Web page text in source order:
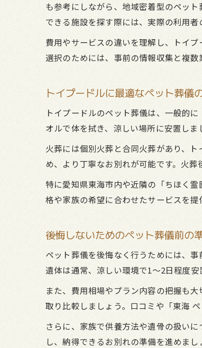
も参考にしながら、地域密着型のペッ
できる施設を探す際には、実際の利用者
費用やサービスの違いを理解し、トイ
選択のためには、事前の情報収集と複数
トイプードルに最適なペット葬儀
トイプードルのペット葬儀は、一般的
オルで体を拭き、涼しい場所に安置し
火葬には個別火葬と合同火葬があり、
め、より丁寧なお別れが可能です。火
特に愛知県東海市内や近隣の「ちほく
格や家族の希望に合わせたサービスを
後悔しないためのペット葬儀前の
ペット葬儀を後悔なく行うためには、
遺体は通常、涼しい環境で1～2日程度
また、費用相場やプラン内容の把握も
取り比較しましょう。口コミや「東海
さらに、家族で供養方法や遺骨の扱い
し、納得できるお別れの準備を進めまし